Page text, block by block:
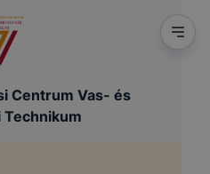
Centrum Vas- és